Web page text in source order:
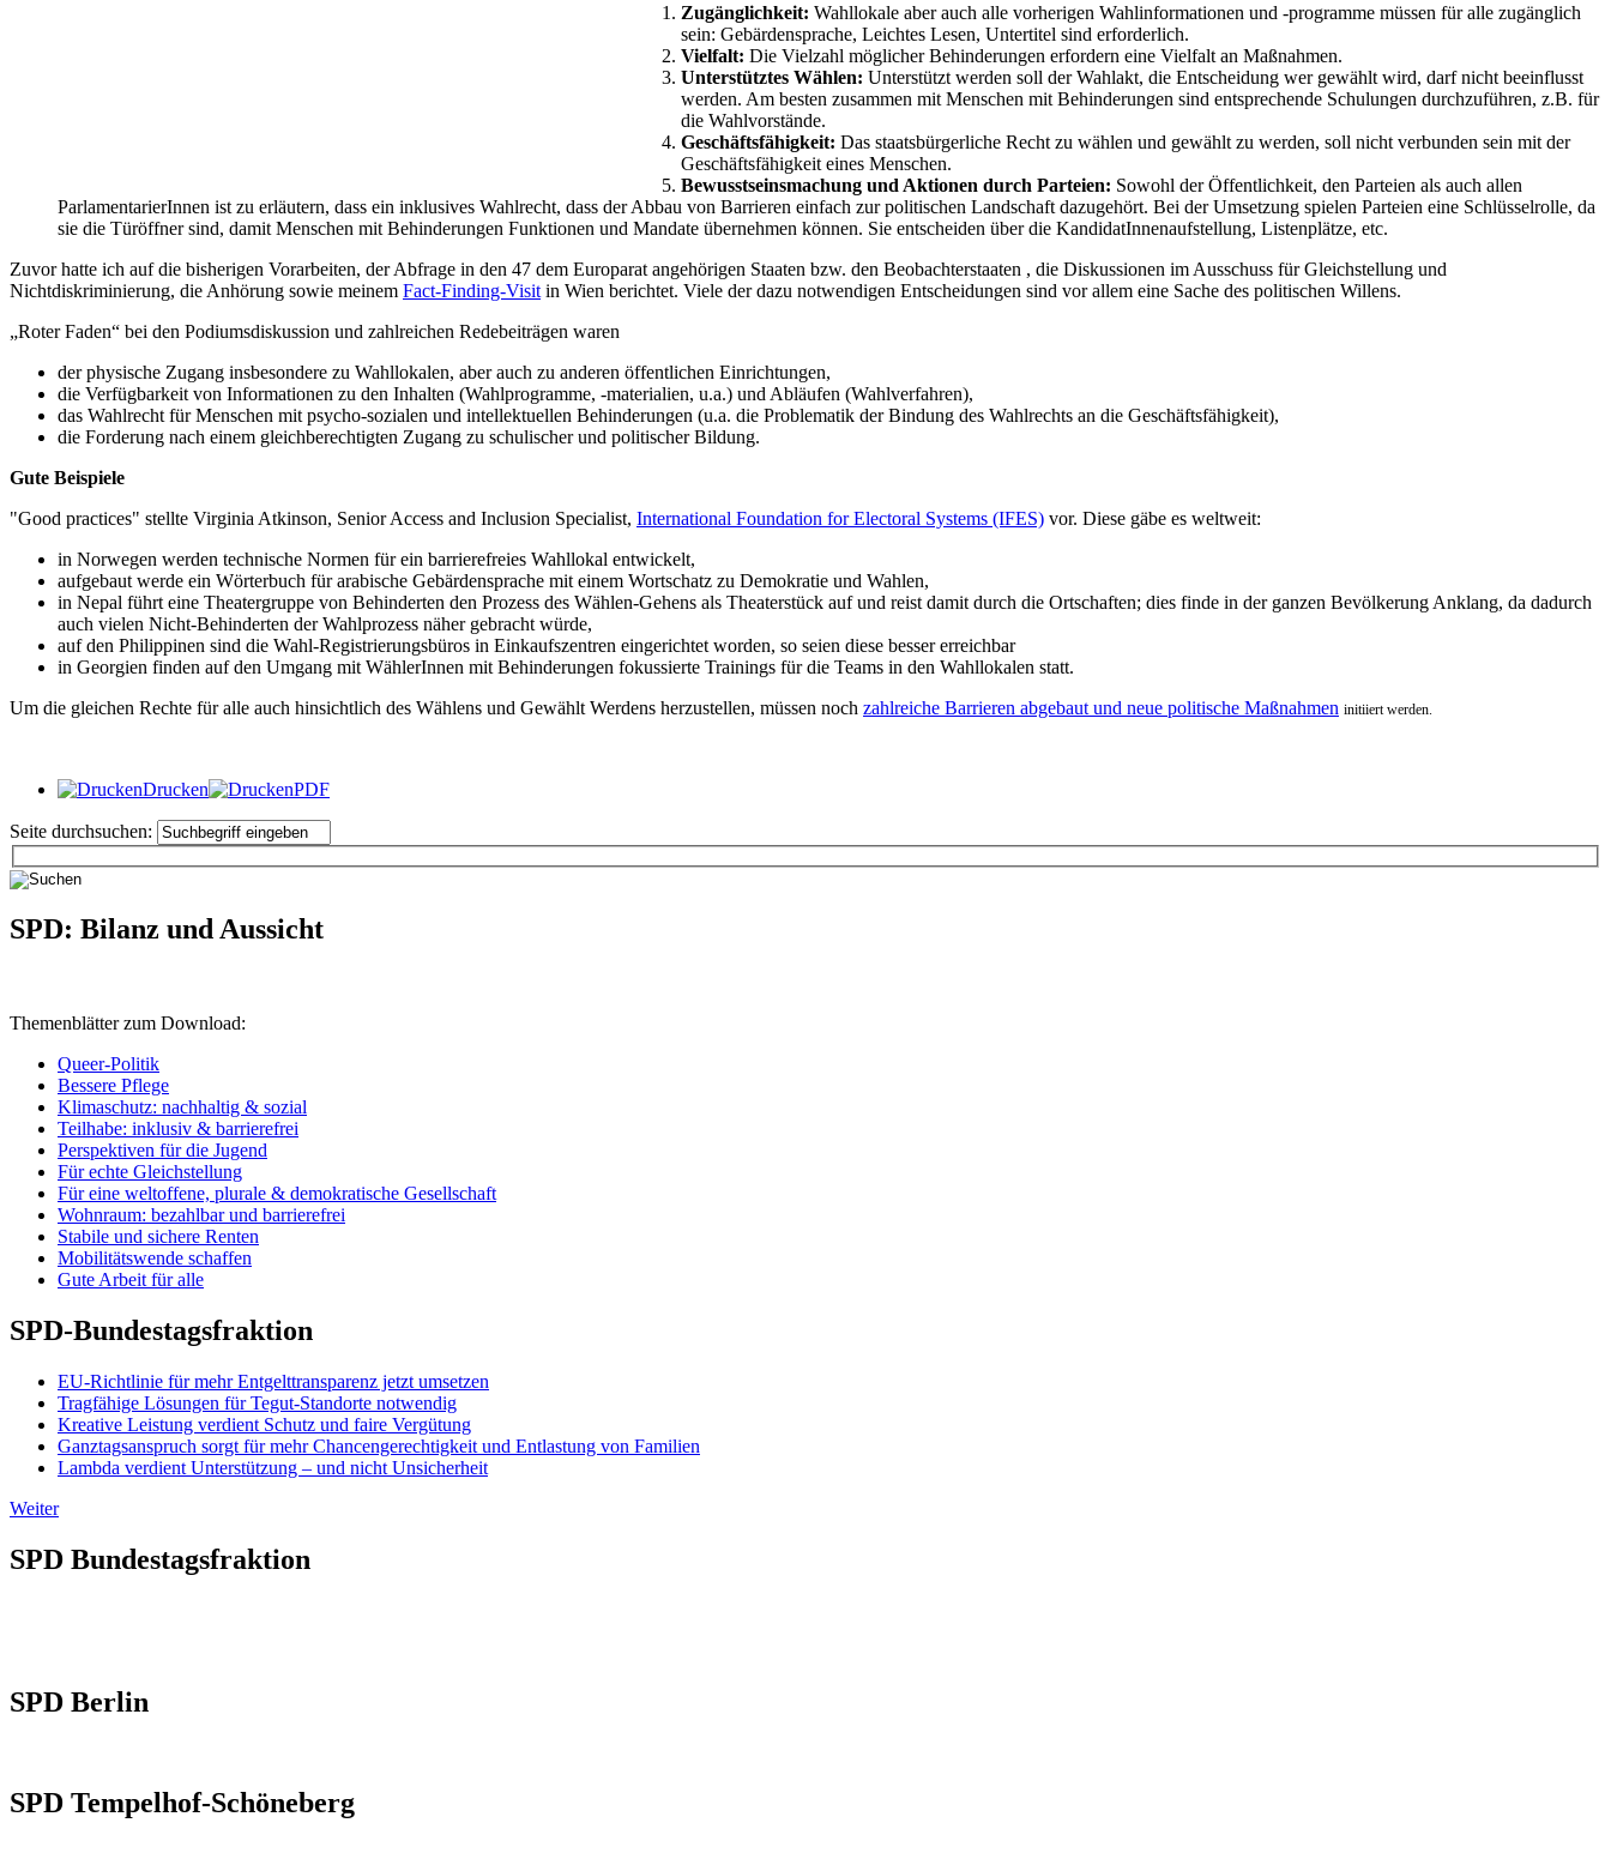
Zugänglichkeit: Wahllokale aber auch alle vorherigen Wahlinformationen und -programme müssen für alle zugänglich
sein: Gebärdensprache, Leichtes Lesen, Untertitel sind erforderlich.
Vielfalt: Die Vielzahl möglicher Behinderungen erfordern eine Vielfalt an Maßnahmen.
Unterstütztes Wählen: Unterstützt werden soll der Wahlakt, die Entscheidung wer gewählt wird, darf nicht beeinflusst
werden. Am besten zusammen mit Menschen mit Behinderungen sind entsprechende Schulungen durchzuführen, z.B. für
die Wahlvorstände.
Geschäftsfähigkeit: Das staatsbürgerliche Recht zu wählen und gewählt zu werden, soll nicht verbunden sein mit der
Geschäftsfähigkeit eines Menschen.
Bewusstseinsmachung und Aktionen durch Parteien: Sowohl der Öffentlichkeit, den Parteien als auch allen
ParlamentarierInnen ist zu erläutern, dass ein inklusives Wahlrecht, dass der Abbau von Barrieren einfach zur politischen Landschaft dazugehört. Bei der Umsetzung spielen Parteien eine Schlüsselrolle, da
sie die Türöffner sind, damit Menschen mit Behinderungen Funktionen und Mandate übernehmen können. Sie entscheiden über die KandidatInnenaufstellung, Listenplätze, etc.
Zuvor hatte ich auf die bisherigen Vorarbeiten, der Abfrage in den 47 dem Europarat angehörigen Staaten bzw. den Beobachterstaaten , die Diskussionen im Ausschuss für Gleichstellung und
Nichtdiskriminierung, die Anhörung sowie meinem Fact-Finding-Visit in Wien berichtet. Viele der dazu notwendigen Entscheidungen sind vor allem eine Sache des politischen Willens.
„Roter Faden“ bei den Podiumsdiskussion und zahlreichen Redebeiträgen waren
der physische Zugang insbesondere zu Wahllokalen, aber auch zu anderen öffentlichen Einrichtungen,
die Verfügbarkeit von Informationen zu den Inhalten (Wahlprogramme, -materialien, u.a.) und Abläufen (Wahlverfahren),
das Wahlrecht für Menschen mit psycho-sozialen und intellektuellen Behinderungen (u.a. die Problematik der Bindung des Wahlrechts an die Geschäftsfähigkeit),
die Forderung nach einem gleichberechtigten Zugang zu schulischer und politischer Bildung.
Gute Beispiele
"Good practices" stellte Virginia Atkinson, Senior Access and Inclusion Specialist, International Foundation for Electoral Systems (IFES) vor. Diese gäbe es weltweit:
in Norwegen werden technische Normen für ein barrierefreies Wahllokal entwickelt,
aufgebaut werde ein Wörterbuch für arabische Gebärdensprache mit einem Wortschatz zu Demokratie und Wahlen,
in Nepal führt eine Theatergruppe von Behinderten den Prozess des Wählen-Gehens als Theaterstück auf und reist damit durch die Ortschaften; dies finde in der ganzen Bevölkerung Anklang, da dadurch
auch vielen Nicht-Behinderten der Wahlprozess näher gebracht würde,
auf den Philippinen sind die Wahl-Registrierungsbüros in Einkaufszentren eingerichtet worden, so seien diese besser erreichbar
in Georgien finden auf den Umgang mit WählerInnen mit Behinderungen fokussierte Trainings für die Teams in den Wahllokalen statt.
Um die gleichen Rechte für alle auch hinsichtlich des Wählens und Gewählt Werdens herzustellen, müssen noch zahlreiche Barrieren abgebaut und neue politische Maßnahmen initiiert werden.
Drucken PDF
Seite durchsuchen:
SPD: Bilanz und Aussicht
Themenblätter zum Download:
Queer-Politik
Bessere Pflege
Klimaschutz: nachhaltig & sozial
Teilhabe: inklusiv & barrierefrei
Perspektiven für die Jugend
Für echte Gleichstellung
Für eine weltoffene, plurale & demokratische Gesellschaft
Wohnraum: bezahlbar und barrierefrei
Stabile und sichere Renten
Mobilitätswende schaffen
Gute Arbeit für alle
SPD-Bundestagsfraktion
EU-Richtlinie für mehr Entgelttransparenz jetzt umsetzen
Tragfähige Lösungen für Tegut-Standorte notwendig
Kreative Leistung verdient Schutz und faire Vergütung
Ganztagsanspruch sorgt für mehr Chancengerechtigkeit und Entlastung von Familien
Lambda verdient Unterstützung – und nicht Unsicherheit
Weiter
SPD Bundestagsfraktion
SPD Berlin
SPD Tempelhof-Schöneberg